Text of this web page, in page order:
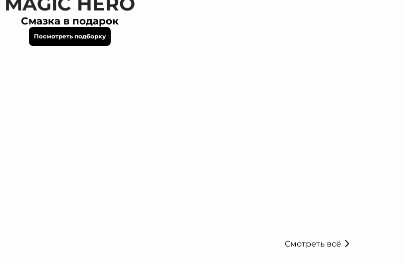
Смазка в подарок
Посмотреть подборку
Смотреть всё